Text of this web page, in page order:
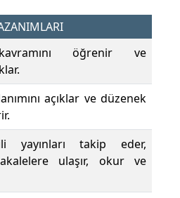
öğrenir ve
açıklar ve düzenek
yayınları takip eder,
ulaşır, okur ve